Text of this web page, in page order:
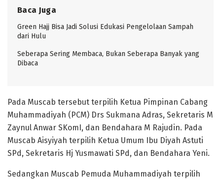
Baca Juga
Green Hajj Bisa Jadi Solusi Edukasi Pengelolaan Sampah
dari Hulu
Seberapa Sering Membaca, Bukan Seberapa Banyak yang
Dibaca
Pada Muscab tersebut terpilih Ketua Pimpinan Cabang
Muhammadiyah (PCM) Drs Sukmana Adras, Sekretaris M
Zaynul Anwar SKomI, dan Bendahara M Rajudin. Pada
Muscab Aisyiyah terpilih Ketua Umum Ibu Diyah Astuti
SPd, Sekretaris Hj Yusmawati SPd, dan Bendahara Yeni.
Sedangkan Muscab Pemuda Muhammadiyah terpilih